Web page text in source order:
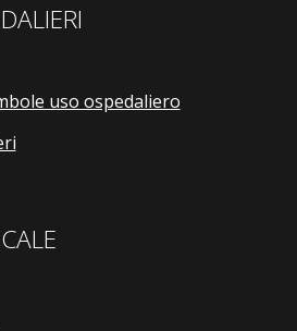
uso ospedaliero